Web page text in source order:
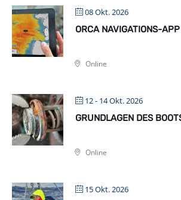
08 Okt. 2026
ORCA NAVIGATIONS-
Online
12 - 14 Okt. 2026
GRUNDLAGEN DES
Online
15 Okt. 2026